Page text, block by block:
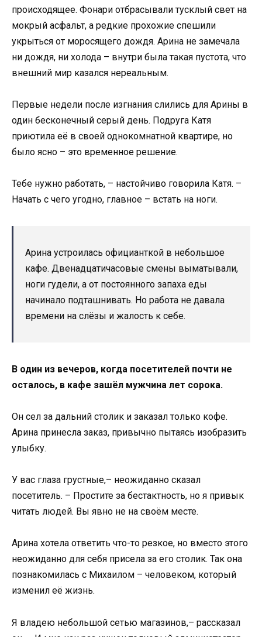
происходящее. Фонари отбрасывали тусклый свет на
мокрый асфальт, а редкие прохожие спешили
укрыться от моросящего дождя. Арина не замечала
ни дождя, ни холода – внутри была такая пустота, что
внешний мир казался нереальным.
Первые недели после изгнания слились для Арины в
один бесконечный серый день. Подруга Катя
приютила её в своей однокомнатной квартире, но
было ясно – это временное решение.
Тебе нужно работать, – настойчиво говорила Катя. –
Начать с чего угодно, главное – встать на ноги.
Арина устроилась официанткой в небольшое
кафе. Двенадцатичасовые смены выматывали,
ноги гудели, а от постоянного запаха еды
начинало подташнивать. Но работа не давала
времени на слёзы и жалость к себе.
В один из вечеров, когда посетителей почти не
осталось, в кафе зашёл мужчина лет сорока.
Он сел за дальний столик и заказал только кофе.
Арина принесла заказ, привычно пытаясь изобразить
улыбку.
У вас глаза грустные,– неожиданно сказал
посетитель. – Простите за бестактность, но я привык
читать людей. Вы явно не на своём месте.
Арина хотела ответить что-то резкое, но вместо этого
неожиданно для себя присела за его столик. Так она
познакомилась с Михаилом – человеком, который
изменил её жизнь.
Я владею небольшой сетью магазинов,– рассказал